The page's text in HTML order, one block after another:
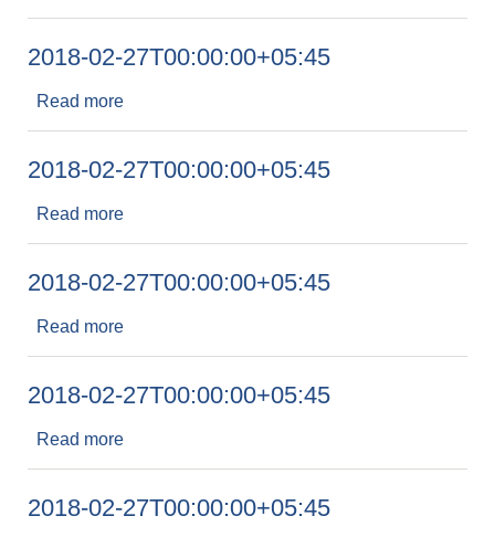
2018-02-27T00:00:00+05:45
Read more
2018-02-27T00:00:00+05:45
Read more
2018-02-27T00:00:00+05:45
Read more
2018-02-27T00:00:00+05:45
Read more
2018-02-27T00:00:00+05:45